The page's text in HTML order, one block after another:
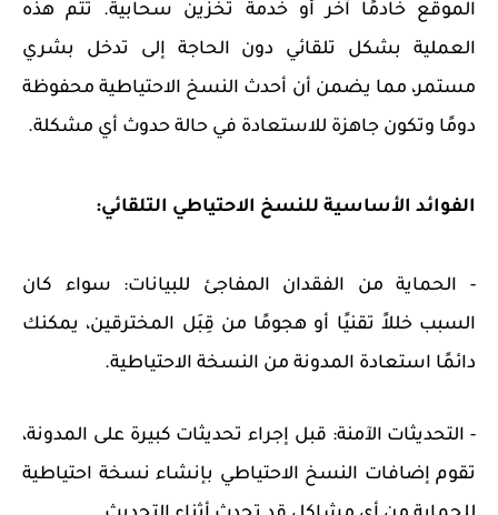
الموقع خادمًا آخر أو خدمة تخزين سحابية. تتم هذه
العملية بشكل تلقائي دون الحاجة إلى تدخل بشري
مستمر، مما يضمن أن أحدث النسخ الاحتياطية محفوظة
دومًا وتكون جاهزة للاستعادة في حالة حدوث أي مشكلة.
الفوائد الأساسية للنسخ الاحتياطي التلقائي:
- الحماية من الفقدان المفاجئ للبيانات: سواء كان
السبب خللاً تقنيًا أو هجومًا من قِبَل المخترقين، يمكنك
دائمًا استعادة المدونة من النسخة الاحتياطية.
- التحديثات الآمنة: قبل إجراء تحديثات كبيرة على المدونة،
تقوم إضافات النسخ الاحتياطي بإنشاء نسخة احتياطية